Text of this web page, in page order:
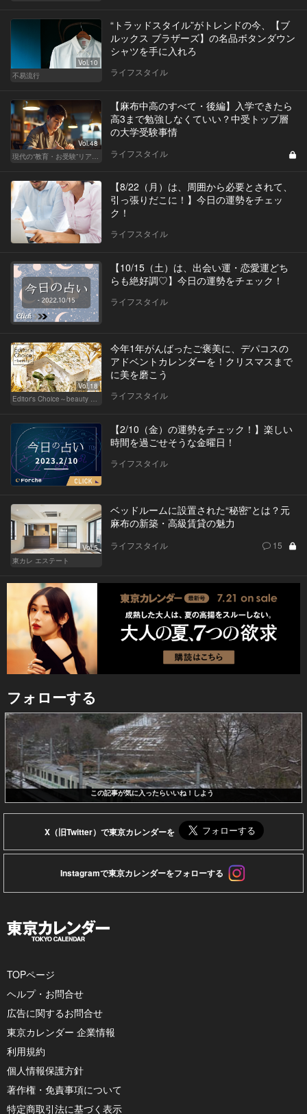
Vol.10
不易流行
“トラッドスタイル”がトレンドの今、【ブ
ルックス ブラザーズ】の名品ボタンダウン
シャツを手に入れろ
ライフスタイル
Vol.48
【麻布中高のすべて・後編】入学できたら
高3まで勉強しなくていい？中受トップ層
の大学受験事情
ライフスタイル
【8/22（月）は、周囲から必要とされて、
引っ張りだこに！】今日の運勢をチェッ
ク！
ライフスタイル
【10/15（土）は、出会い運・恋愛運どち
らも絶好調♡】今日の運勢をチェック！
ライフスタイル
Vol.18
今年1年がんばったご褒美に、デパコスの
アドベントカレンダーを！クリスマスまで
に美を磨こう
ライフスタイル
【2/10（金）の運勢をチェック！】楽しい
時間を過ごせそうな金曜日！
ライフスタイル
Vol.5
東カレ エステート
ベッドルームに設置された“秘密”とは？元
麻布の新築・高級賃貸の魅力
ライフスタイル 15
フォローする
この記事が気に入ったらいいね！しよう
X（旧Twitter）で東京カレンダーを
Instagramで東京カレンダーをフォローする
TOPページ
ヘルプ・お問合せ
広告に関するお問合せ
東京カレンダー 企業情報
利用規約
個人情報保護方針
著作権・免責事項について
特定商取引法に基づく表示